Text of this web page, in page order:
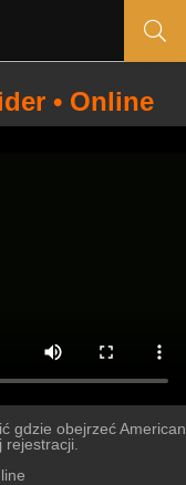
• Online
gdzie obejrzeć American